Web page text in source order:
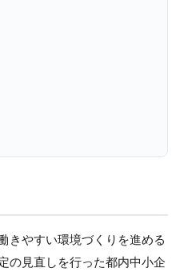
きやすい環境づくりを進める
の見直しを行った都内中小企